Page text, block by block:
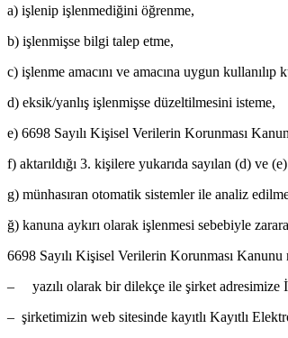
a) işlenip işlenmediğini öğrenme,
b) işlenmişse bilgi talep etme,
c) işlenme amacını ve amacına uygun kullanılıp
d) eksik/yanlış işlenmişse düzeltilmesini isteme,
e) 6698 Sayılı Kişisel Verilerin Korunması
f) aktarıldığı 3. kişilere yukarıda sayılan (d) ve
g) münhasıran otomatik sistemler ile analiz
ğ) kanuna aykırı olarak işlenmesi sebebiyle
6698 Sayılı Kişisel Verilerin Korunması
– yazılı olarak bir dilekçe ile şirket adresimize
– şirketimizin web sitesinde kayıtlı Kayıtlı